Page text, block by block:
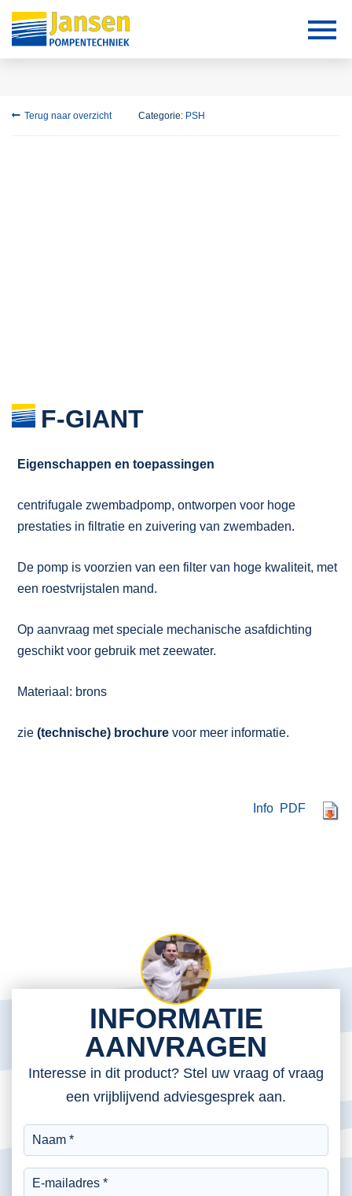
Terug naar overzicht Categorie: PSH
F-GIANT
Eigenschappen en toepassingen
centrifugale zwembadpomp, ontworpen voor hoge
prestaties in filtratie en zuivering van zwembaden.
De pomp is voorzien van een filter van hoge kwaliteit, met
een roestvrijstalen mand.
Op aanvraag met speciale mechanische asafdichting
geschikt voor gebruik met zeewater.
Materiaal: brons
zie (technische) brochure voor meer informatie.
Info PDF
INFORMATIE
AANVRAGEN
Interesse in dit product? Stel uw vraag of vraag
een vrijblijvend adviesgesprek aan.